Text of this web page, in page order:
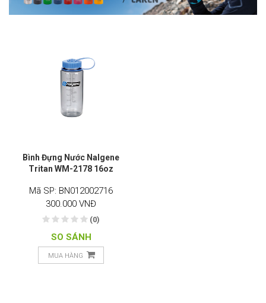
Bình Đựng Nước Nalgene
Tritan WM-2178 16oz
Mã SP: BN012002716
300.000 VNĐ
(0)
SO SÁNH
MUA HÀNG